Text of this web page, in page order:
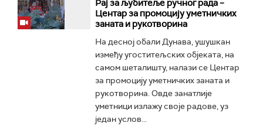
Рај за љубитеље ручног рада –
Центар за промоцију уметничких
заната и рукотворина
На десној обали Дунава, ушушкан
између угоститељских објеката, на
самом шеталишту, налази се Центар
за промоцију уметничких заната и
рукотворина. Овде занатлије
уметници излажу своје радове, уз
један услов...